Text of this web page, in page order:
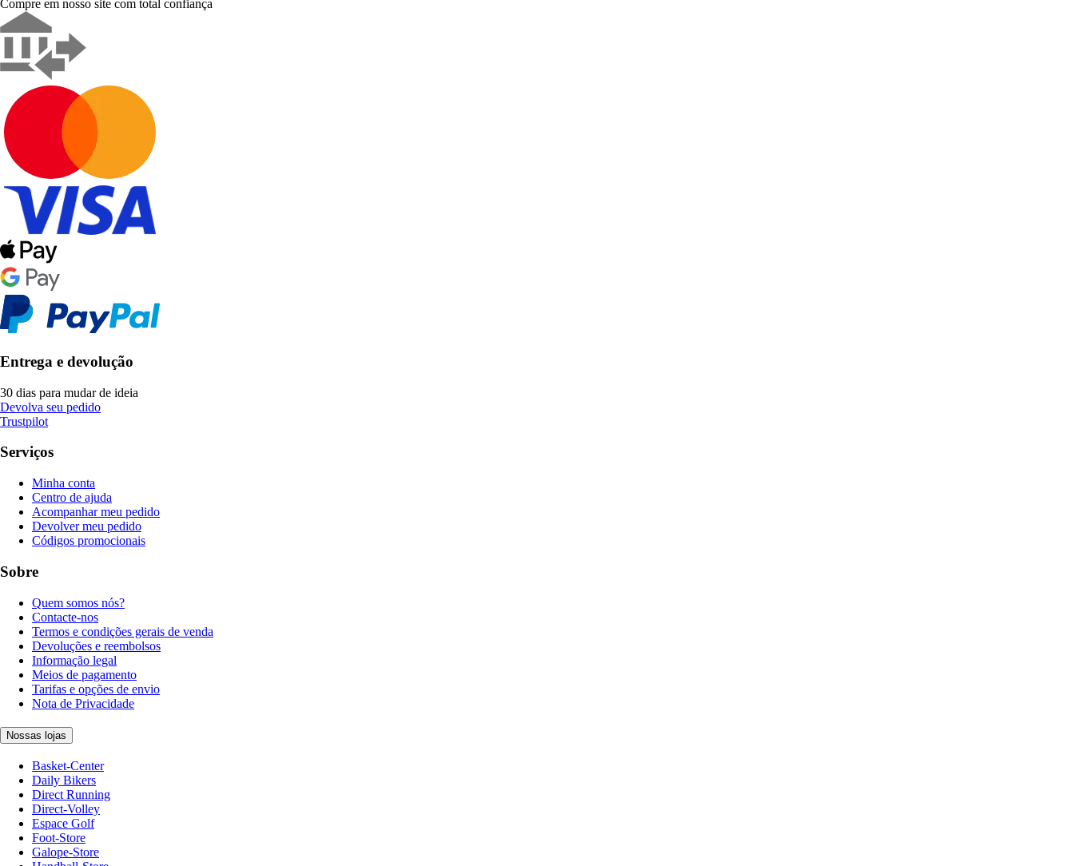
Compre em nosso site com total confiança
Entrega e devolução
30 dias para mudar de ideia
Devolva seu pedido
Trustpilot
Serviços
Minha conta
Centro de ajuda
Acompanhar meu pedido
Devolver meu pedido
Códigos promocionais
Sobre
Quem somos nós?
Contacte-nos
Termos e condições gerais de venda
Devoluções e reembolsos
Informação legal
Meios de pagamento
Tarifas e opções de envio
Nota de Privacidade
Nossas lojas
Basket-Center
Daily Bikers
Direct Running
Direct-Volley
Espace Golf
Foot-Store
Galope-Store